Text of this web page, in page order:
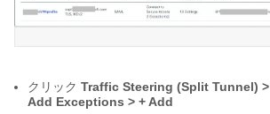
クリック Traffic Steering (Split Tunnel) >
Add Exceptions > + Add